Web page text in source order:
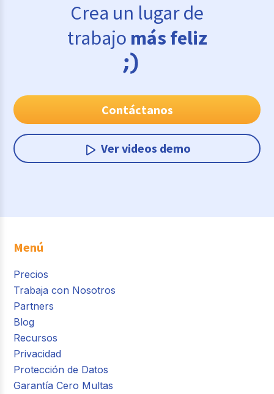
Crea un lugar de
trabajo más feliz
Contáctanos
Ver videos demo
Menú
Precios
Trabaja con Nosotros
Partners
Blog
Recursos
Privacidad
Protección de Datos
Garantía Cero Multas